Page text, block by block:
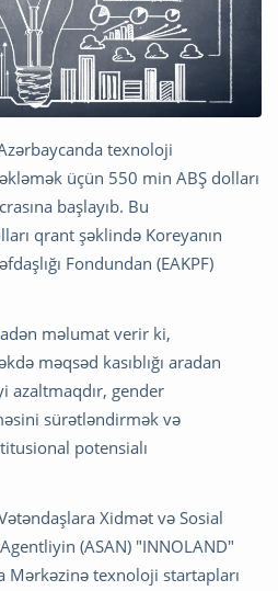
texnoloji
üçün 550 min ABŞ dolları
başlayıb. Bu
qrant şəklində Koreyanın
Fondundan (EAKPF)
məlumat verir ki,
məqsəd kasıblığı aradan
azaltmaqdır, gender
sürətləndirmək və
potensialı
Xidmət və Sosial
(ASAN) "INNOLAND"
Mərkəzinə texnoloji startapları